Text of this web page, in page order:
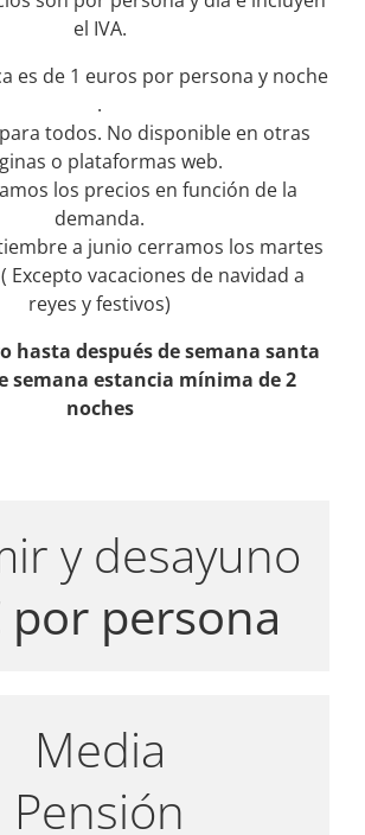
el IVA.
es de 1 euros por persona y noche
.
todos. No disponible en otras
o plataformas web.
los precios en función de la
demanda.
a junio cerramos los martes
Excepto vacaciones de navidad a
reyes y festivos)
hasta después de semana santa
semana estancia mínima de 2
noches
y desayuno
por persona
Media
Pensión